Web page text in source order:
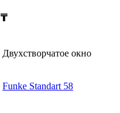
₸
Двухстворчатое окно
Funke Standart 58